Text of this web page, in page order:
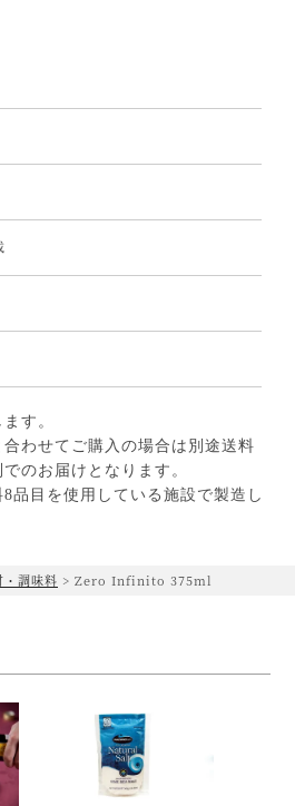
す。
わせてご購入の場合は別途送料
のお届けとなります。
品目を使用している施設で製造し
・調味料 Zero Infinito 375ml